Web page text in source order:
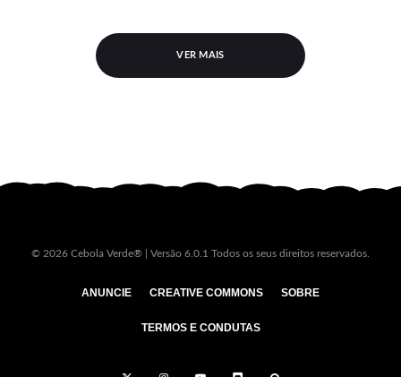
VER MAIS
© 2026 Cebola Verde® | Versão 6.0.1 Todos os seus direitos reservados.
ANUNCIE CREATIVE COMMONS SOBRE
TERMOS E CONDUTAS